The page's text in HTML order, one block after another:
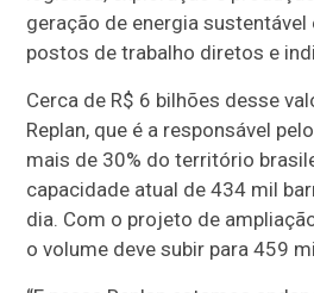
geração de energia
postos de trabalho diretos e
Cerca de R$ 6 bilhões desse
Replan, que é a responsável
mais de 30% do território
capacidade atual de 434 mil
dia. Com o projeto de
o volume deve subir para 459